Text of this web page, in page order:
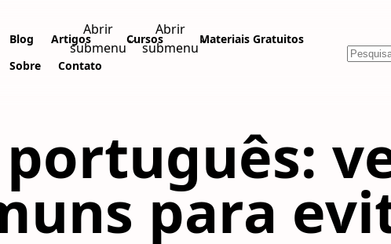
Blog Artigos
Abrir
submenu
⌄
Cursos
Abrir
submenu
⌄
Materiais Gratuitos
Sobre
Contato
para